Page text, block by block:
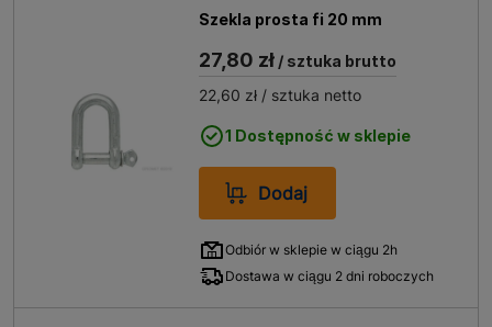
Szekla prosta fi 20 mm
27,80 zł / sztuka brutto
22,60 zł / sztuka netto
1 Dostępność w sklepie
Dodaj
Odbiór w sklepie w ciągu 2h
Dostawa w ciągu 2 dni roboczych